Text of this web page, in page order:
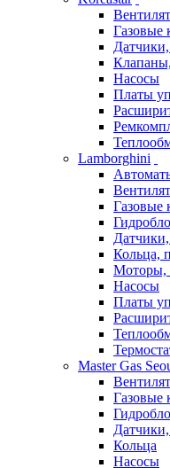
Газовые
Насосы
Платы
Lamborghini
Газовые
Кольца,
Моторы,
Насосы
Платы
Master Gas
Газовые
Кольца
Насосы